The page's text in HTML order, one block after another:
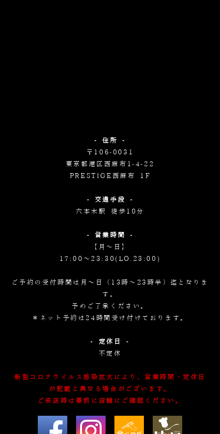
- 住所 -
〒106-0031
東京都港区西麻布1-4-22
PRESTIGE西麻布 1F
- 交通手段 -
六本木駅 徒歩10分
- 営業時間 -
【月～日】
17:00～23:30(LO.23:00)
ご予約の受付時間は月～日（13時～23時半）迄となりま
す。
予めご了承ください。
＊ネット予約は24時間受け付けております。
- 定休日 -
不定休
新型コロナウイルス感染拡大により、営業時間・定休日
が記載と異なる場合がございます。
ご来店時は事前に店舗にご確認ください。